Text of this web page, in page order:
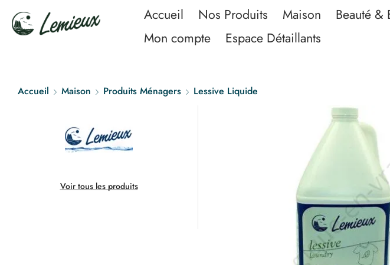
Accueil Nos Produits Maison Beauté &
Mon compte
Espace Détaillants
Accueil Maison Produits Ménagers Lessive Liquide
Voir tous les produits